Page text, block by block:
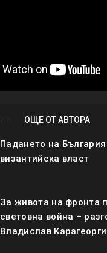
ОЩЕ ОТ АВТОРА
Падането на
византийска власт
За живота на фронта
световна война –
Владислав